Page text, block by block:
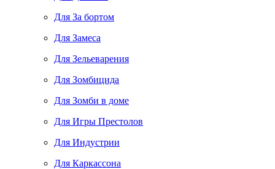
Для За бортом
Для Замеса
Для Зельеварения
Для Зомбицида
Для Зомби в доме
Для Игры Престолов
Для Индустрии
Для Каркассона